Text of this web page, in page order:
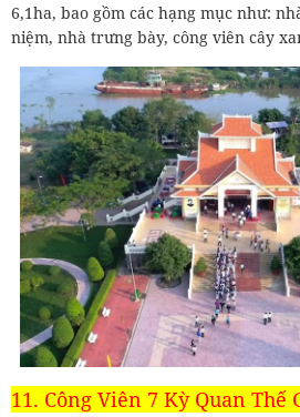
6,1ha, bao gồm các hạng mục như:
niệm, nhà trưng bày, công viên cây
11. Công Viên 7 Kỳ Quan Thế